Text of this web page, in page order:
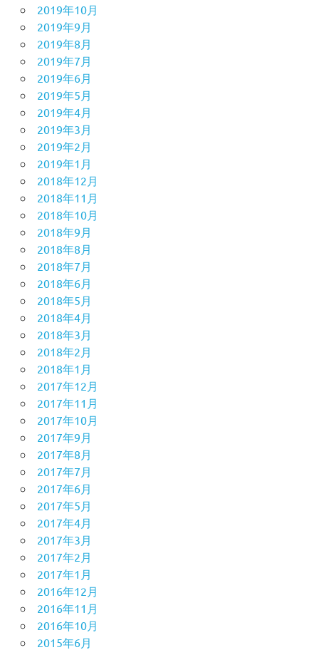
2019年10月
2019年9月
2019年8月
2019年7月
2019年6月
2019年5月
2019年4月
2019年3月
2019年2月
2019年1月
2018年12月
2018年11月
2018年10月
2018年9月
2018年8月
2018年7月
2018年6月
2018年5月
2018年4月
2018年3月
2018年2月
2018年1月
2017年12月
2017年11月
2017年10月
2017年9月
2017年8月
2017年7月
2017年6月
2017年5月
2017年4月
2017年3月
2017年2月
2017年1月
2016年12月
2016年11月
2016年10月
2015年6月